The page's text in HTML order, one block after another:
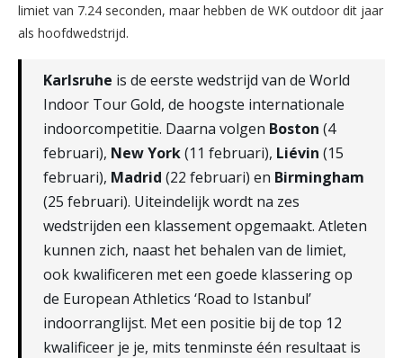
limiet van 7.24 seconden, maar hebben de WK outdoor dit jaar
als hoofdwedstrijd.
Karlsruhe is de eerste wedstrijd van de World
Indoor Tour Gold, de hoogste internationale
indoorcompetitie. Daarna volgen Boston (4
februari), New York(11 februari), Liévin (15
februari), Madrid (22 februari) en Birmingham
(25 februari). Uiteindelijk wordt na zes
wedstrijden een klassement opgemaakt. Atleten
kunnen zich, naast het behalen van de limiet,
ook kwalificeren met een goede klassering op
de European Athletics ‘Road to Istanbul’
indoorranglijst. Met een positie bij de top 12
kwalificeer je je, mits tenminste één resultaat is